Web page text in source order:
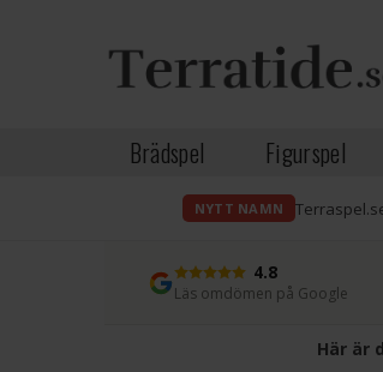
Brädspel Figurspel
NYTT NAMN
4.8
Läs omdömen på Google
Här är